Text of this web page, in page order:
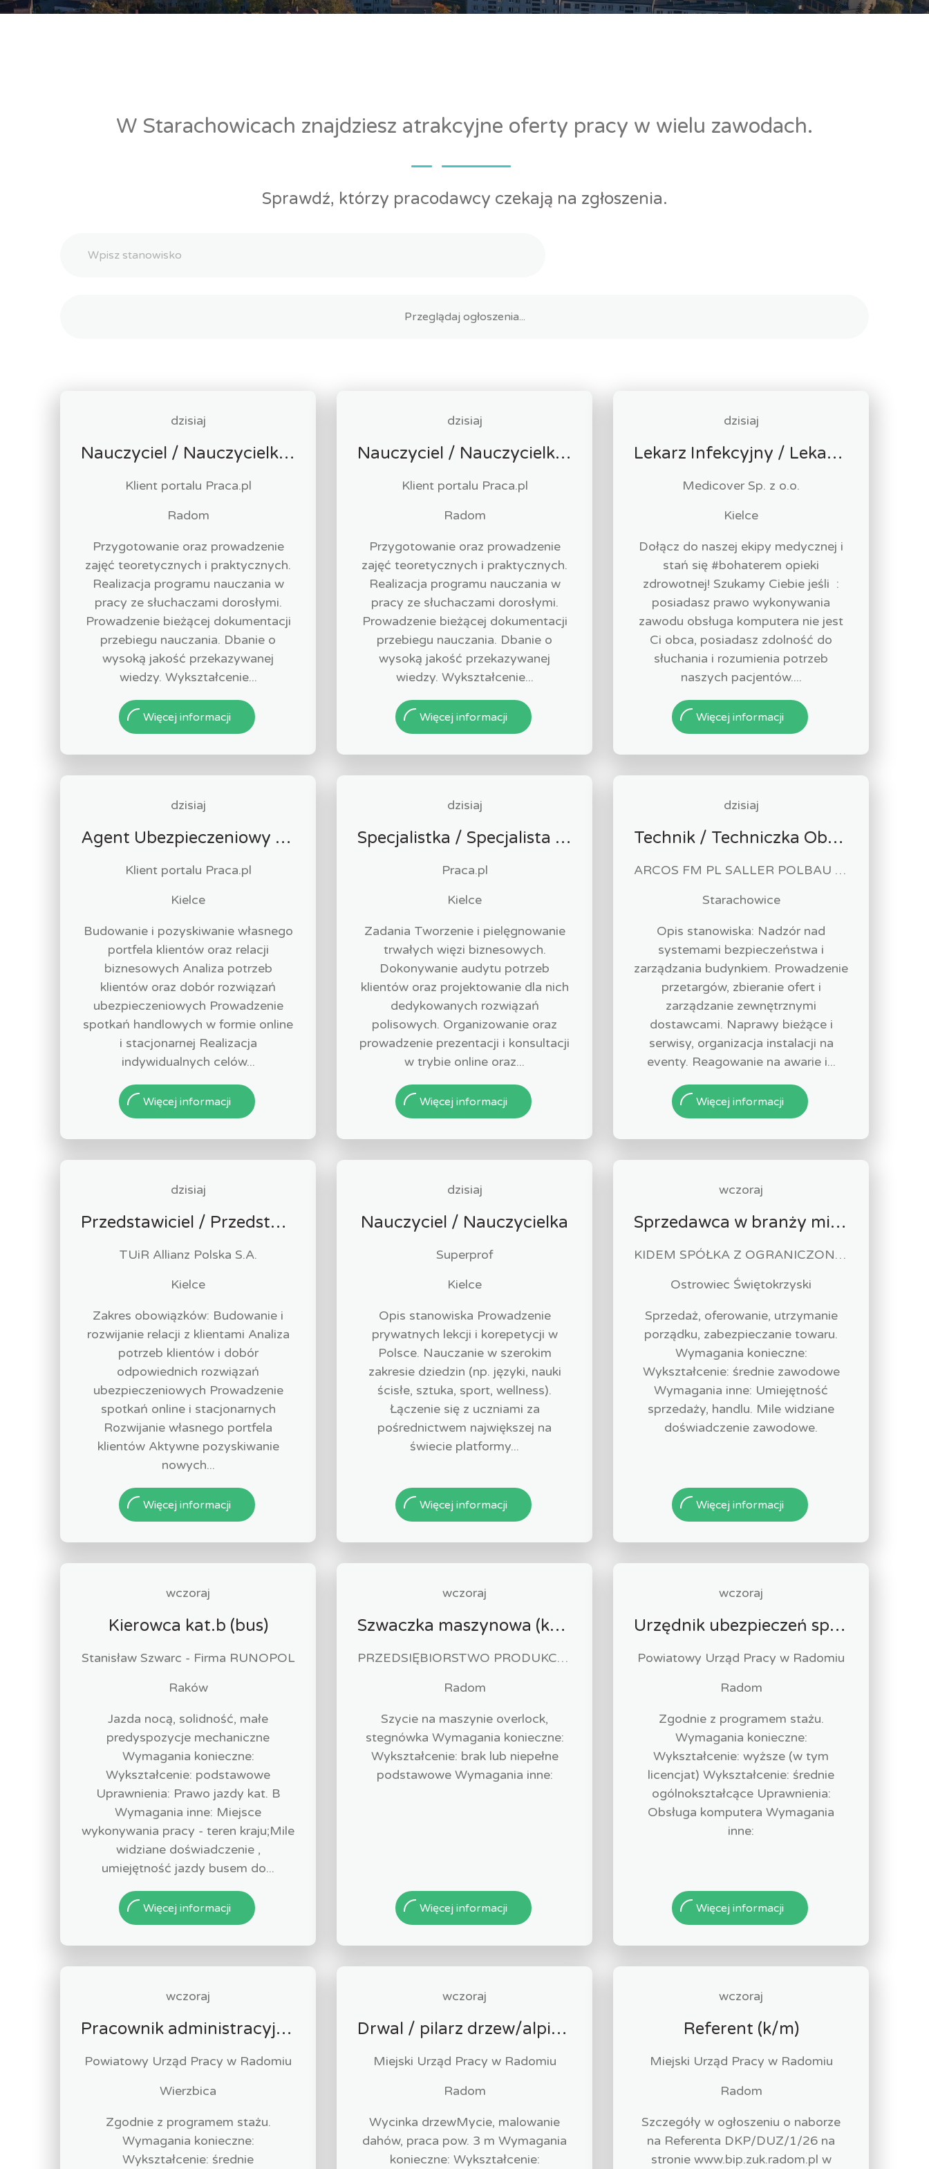
W Starachowicach znajdziesz atrakcyjne oferty pracy w wielu zawodach.
Sprawdź, którzy pracodawcy czekają na zgłoszenia.
dzisiaj
Nauczyciel / Nauczycielka - Opieka Medyczna
Klient portalu Praca.pl
Radom
Przygotowanie oraz prowadzenie
zajęć teoretycznych i praktycznych.
Realizacja programu nauczania w
pracy ze słuchaczami dorosłymi.
Prowadzenie bieżącej dokumentacji
przebiegu nauczania. Dbanie o
wysoką jakość przekazywanej
wiedzy. Wykształcenie...
Więcej informacji
dzisiaj
Nauczyciel / Nauczycielka - Masażysta / Masażystka
Klient portalu Praca.pl
Radom
Przygotowanie oraz prowadzenie
zajęć teoretycznych i praktycznych.
Realizacja programu nauczania w
pracy ze słuchaczami dorosłymi.
Prowadzenie bieżącej dokumentacji
przebiegu nauczania. Dbanie o
wysoką jakość przekazywanej
wiedzy. Wykształcenie...
Więcej informacji
dzisiaj
Lekarz Infekcyjny / Lekarka Infekcyjna
Medicover Sp. z o.o.
Kielce
Dołącz do naszej ekipy medycznej i
stań się #bohaterem opieki
zdrowotnej! Szukamy Ciebie jeśli ​ :
posiadasz prawo wykonywania
zawodu obsługa komputera nie jest
Ci obca, posiadasz zdolność do
słuchania i rozumienia potrzeb
naszych pacjentów....
Więcej informacji
dzisiaj
Agent Ubezpieczeniowy / Agentka Ubezpieczeniowa
Klient portalu Praca.pl
Kielce
Budowanie i pozyskiwanie własnego
portfela klientów oraz relacji
biznesowych Analiza potrzeb
klientów oraz dobór rozwiązań
ubezpieczeniowych Prowadzenie
spotkań handlowych w formie online
i stacjonarnej Realizacja
indywidualnych celów...
Więcej informacji
dzisiaj
Specjalistka / Specjalista ds. Sprzedaży ubezpieczeń
Praca.pl
Kielce
Zadania Tworzenie i pielęgnowanie
trwałych więzi biznesowych.
Dokonywanie audytu potrzeb
klientów oraz projektowanie dla nich
dedykowanych rozwiązań
polisowych. Organizowanie oraz
prowadzenie prezentacji i konsultacji
w trybie online oraz...
Więcej informacji
dzisiaj
Technik / Techniczka Obsługi Budynku
ARCOS FM PL SALLER POLBAU Sp. z o.o. Sp. K
Starachowice
Opis stanowiska: Nadzór nad
systemami bezpieczeństwa i
zarządzania budynkiem. Prowadzenie
przetargów, zbieranie ofert i
zarządzanie zewnętrznymi
dostawcami. Naprawy bieżące i
serwisy, organizacja instalacji na
eventy. Reagowanie na awarie i...
Więcej informacji
dzisiaj
Przedstawiciel / Przedstawicielka ds. sprzedaży ubezpieczeń majątkowych
TUiR Allianz Polska S.A.
Kielce
Zakres obowiązków: Budowanie i
rozwijanie relacji z klientami Analiza
potrzeb klientów i dobór
odpowiednich rozwiązań
ubezpieczeniowych Prowadzenie
spotkań online i stacjonarnych
Rozwijanie własnego portfela
klientów Aktywne pozyskiwanie
nowych...
Więcej informacji
dzisiaj
Nauczyciel / Nauczycielka
Superprof
Kielce
Opis stanowiska Prowadzenie
prywatnych lekcji i korepetycji w
Polsce. Nauczanie w szerokim
zakresie dziedzin (np. języki, nauki
ścisłe, sztuka, sport, wellness).
Łączenie się z uczniami za
pośrednictwem największej na
świecie platformy...
Więcej informacji
wczoraj
Sprzedawca w branży mięsnej
KIDEM SPÓŁKA Z OGRANICZONĄ ODPOWIEDZIALNOŚCIĄ
Ostrowiec Świętokrzyski
Sprzedaż, oferowanie, utrzymanie
porządku, zabezpieczanie towaru.
Wymagania konieczne:
Wykształcenie: średnie zawodowe
Wymagania inne: Umiejętność
sprzedaży, handlu. Mile widziane
doświadczenie zawodowe.
Więcej informacji
wczoraj
Kierowca kat.b (bus)
Stanisław Szwarc - Firma RUNOPOL
Raków
Jazda nocą, solidność, małe
predyspozycje mechaniczne
Wymagania konieczne:
Wykształcenie: podstawowe
Uprawnienia: Prawo jazdy kat. B
Wymagania inne: Miejsce
wykonywania pracy - teren kraju;Mile
widziane doświadczenie ,
umiejętność jazdy busem do...
Więcej informacji
wczoraj
Szwaczka maszynowa (k/m)
PRZEDSIĘBIORSTWO PRODUKCYJNO HANDLOWO USŁUGOWE "ZUZIA" Paweł Biliński
Radom
Szycie na maszynie overlock,
stegnówka Wymagania konieczne:
Wykształcenie: brak lub niepełne
podstawowe Wymagania inne:
Więcej informacji
wczoraj
Urzędnik ubezpieczeń społecznych-stażysta (k/m)
Powiatowy Urząd Pracy w Radomiu
Radom
Zgodnie z programem stażu.
Wymagania konieczne:
Wykształcenie: wyższe (w tym
licencjat) Wykształcenie: średnie
ogólnokształcące Uprawnienia:
Obsługa komputera Wymagania
inne:
Więcej informacji
wczoraj
Pracownik administracyjny (k/m)
Powiatowy Urząd Pracy w Radomiu
Wierzbica
Zgodnie z programem stażu.
Wymagania konieczne:
Wykształcenie: średnie
wczoraj
Drwal / pilarz drzew/alpinista (k/m)
Miejski Urząd Pracy w Radomiu
Radom
Wycinka drzewMycie, malowanie
dahów, praca pow. 3 m Wymagania
konieczne: Wykształcenie:
wczoraj
Referent (k/m)
Miejski Urząd Pracy w Radomiu
Radom
Szczegóły w ogłoszeniu o naborze
na Referenta DKP/DUZ/1/26 na
stronie www.bip.zuk.radom.pl w